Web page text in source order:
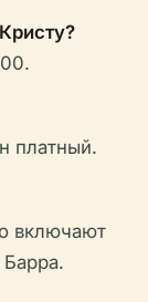
платный.
включают